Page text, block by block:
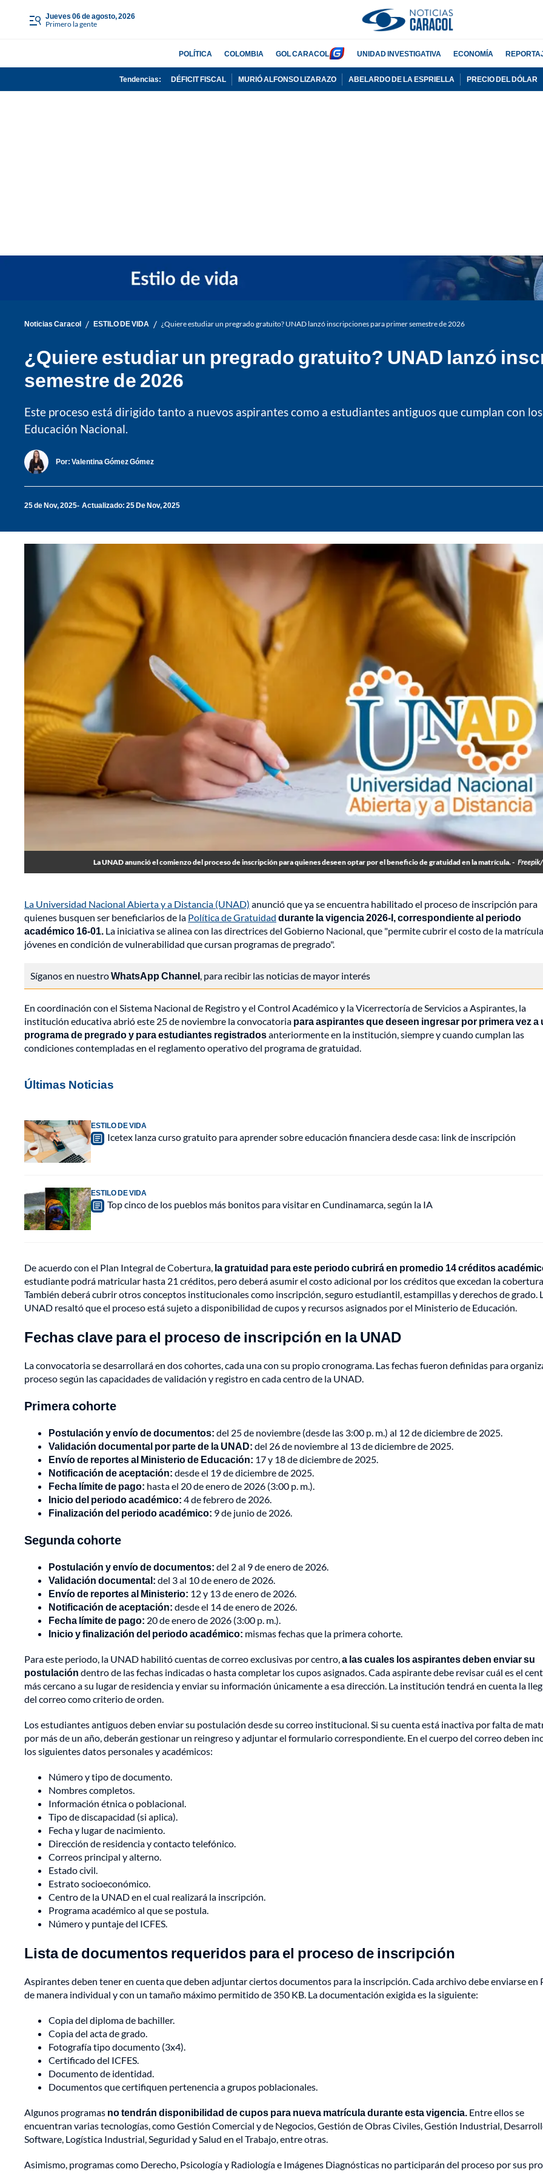
jueves 06 de agosto, 2026
Primero la gente
POLÍTICA COLOMBIA GOL CARACOL UNIDAD INVESTIGATIVA ECONOMÍA
Tendencias: DÉFICIT FISCAL MURIÓ ALFONSO LIZARAZO ABELARDO DE LA ESPRIELLA PRECIO DEL DÓLAR
Noticias Caracol / ESTILO DE VIDA / ¿Quiere estudiar un pregrado gratuito? UNAD lanzó inscripciones para primer semestre de 2026
¿Quiere estudiar un pregrado gratuito? UNAD lanzó
semestre de 2026
Este proceso está dirigido tanto a nuevos aspirantes como a estudiantes antiguos que cumplan con
Educación Nacional.
Por: Valentina Gómez Gómez
25 de Nov, 2025 Actualizado: 25 De Nov, 2025
La UNAD anunció el comienzo del proceso de inscripción para quienes deseen optar por el beneficio de gratuidad en la matrícula. -
La Universidad Nacional Abierta y a Distancia (UNAD) anunció que ya se encuentra habilitado el proceso de inscripción para
quienes busquen ser beneficiarios de la Política de Gratuidad durante la vigencia 2026-I, correspondiente al periodo
académico 16-01. La iniciativa se alinea con las directrices del Gobierno Nacional, que "permite cubrir el costo de la
jóvenes en condición de vulnerabilidad que cursan programas de pregrado".
Síganos en nuestroWhatsApp Channel, para recibir las noticias de mayor interés
En coordinación con el Sistema Nacional de Registro y el Control Académico y la Vicerrectoría de Servicios a Aspirantes, la
institución educativa abrió este 25 de noviembre la convocatoria para aspirantes que deseen ingresar por primera vez a
programa de pregradoy para estudiantes registradosanteriormente en la institución, siempre y cuando cumplan las
condiciones contempladas en el reglamento operativo del programa de gratuidad.
Últimas Noticias
ESTILO DE VIDA
Icetex lanza curso gratuito para aprender sobre educación financiera desde casa: link de inscripción
ESTILO DE VIDA
Top cinco de los pueblos más bonitos para visitar en Cundinamarca, según la IA
De acuerdo con el Plan Integral de Cobertura, la gratuidad para este periodo cubrirá en promedio 14 créditos
estudiante podrá matricular hasta 21 créditos, pero deberá asumir el costo adicional por los créditos que excedan la
También deberá cubrir otros conceptos institucionales como inscripción, seguro estudiantil, estampillas y derechos de grado.
UNAD resaltó que el proceso está sujeto a disponibilidad de cupos y recursos asignados por el Ministerio de Educación.
Fechas clave para el proceso de inscripción en la UNAD
La convocatoria se desarrollará en dos cohortes, cada una con su propio cronograma. Las fechas fueron definidas para
proceso según las capacidades de validación y registro en cada centro de la UNAD.
Primera cohorte
Postulación y envío de documentos: del 25 de noviembre (desde las 3:00 p. m.) al 12 de diciembre de 2025.
Validación documental por parte de la UNAD: del 26 de noviembre al 13 de diciembre de 2025.
Envío de reportes al Ministerio de Educación: 17 y 18 de diciembre de 2025.
Notificación de aceptación: desde el 19 de diciembre de 2025.
Fecha límite de pago: hasta el 20 de enero de 2026 (3:00 p. m.).
Inicio del periodo académico: 4 de febrero de 2026.
Finalización del periodo académico: 9 de junio de 2026.
Segunda cohorte
Postulación y envío de documentos: del 2 al 9 de enero de 2026.
Validación documental: del 3 al 10 de enero de 2026.
Envío de reportes al Ministerio: 12 y 13 de enero de 2026.
Notificación de aceptación: desde el 14 de enero de 2026.
Fecha límite de pago: 20 de enero de 2026 (3:00 p. m.).
Inicio y finalización del periodo académico: mismas fechas que la primera cohorte.
Para este periodo, la UNAD habilitó cuentas de correo exclusivas por centro,a las cuales los aspirantes deben enviar su
postulación dentro de las fechas indicadas o hasta completar los cupos asignados. Cada aspirante debe revisar cuál es el
más cercano a su lugar de residencia y enviar su información únicamente a esa dirección. La institución tendrá en cuenta la
del correo como criterio de orden.
Los estudiantes antiguos deben enviar su postulación desde su correo institucional. Si su cuenta está inactiva por falta de
por más de un año, deberán gestionar un reingreso y adjuntar el formulario correspondiente. En el cuerpo del correo deben
los siguientes datos personales y académicos:
Número y tipo de documento.
Nombres completos.
Información étnica o poblacional.
Tipo de discapacidad (si aplica).
Fecha y lugar de nacimiento.
Dirección de residencia y contacto telefónico.
Correos principal y alterno.
Estado civil.
Estrato socioeconómico.
Centro de la UNAD en el cual realizará la inscripción.
Programa académico al que se postula.
Número y puntaje del ICFES.
Lista de documentos requeridos para el proceso de inscripción
Aspirantes deben tener en cuenta que deben adjuntar ciertos documentos para la inscripción. Cada archivo debe enviarse en
de manera individual y con un tamaño máximo permitido de 350 KB. La documentación exigida es la siguiente:
Copia del diploma de bachiller.
Copia del acta de grado.
Fotografía tipo documento (3x4).
Certificado del ICFES.
Documento de identidad.
Documentos que certifiquen pertenencia a grupos poblacionales.
Algunos programas no tendrán disponibilidad de cupos para nueva matrícula durante esta vigencia. Entre ellos se
encuentran varias tecnologías, como Gestión Comercial y de Negocios, Gestión de Obras Civiles, Gestión Industrial,
Software, Logística Industrial, Seguridad y Salud en el Trabajo, entre otras.
Asimismo, programas como Derecho, Psicología y Radiología e Imágenes Diagnósticas no participarán del proceso por sus